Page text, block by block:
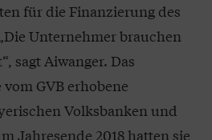
für die Finanzierung des
Unternehmer brauchen
sagt Aiwanger. Das
GVB erhobene
Volksbanken und
Jahresende 2018 hatten sie